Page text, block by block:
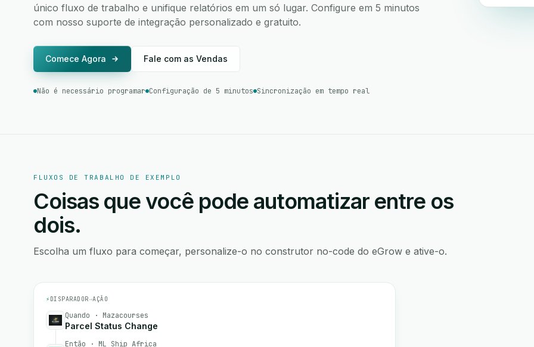
único fluxo de trabalho e unifique relatórios em um só lugar. Configure em 5 minutos
com nosso suporte de integração personalizado e gratuito.
Comece Agora Fale com as Vendas
Não é necessário programar Configuração de 5 minutos Sincronização em tempo real
FLUXOS DE TRABALHO DE EXEMPLO
Coisas que você pode automatizar entre os
dois.
Escolha um fluxo para começar, personalize-o no construtor no-code do eGrow e ative-o.
⚡ DISPARADOR→AÇÃO
Quando · Mazacourses
Parcel Status Change
Então · ML Ship Africa